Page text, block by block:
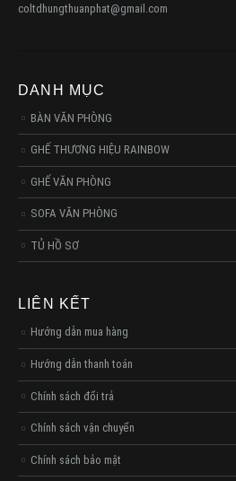
coltdhungthuanphat@gmail.com
DANH MỤC
BÀN VĂN PHÒNG
GHẾ THƯƠNG HIỆU RAINBOW
GHẾ VĂN PHÒNG
SOFA VĂN PHÒNG
TỦ HỒ SƠ
LIÊN KẾT
Hướng dẫn mua hàng
Hướng dẫn thanh toán
Chính sách đổi trả
Chính sách vận chuyển
Chính sách bảo mật